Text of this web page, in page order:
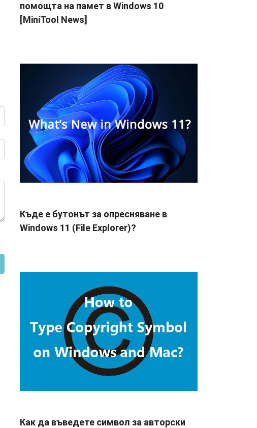
помощта на памет в Windows 10
[MiniTool News]
Къде е бутонът за опресняване в
Windows 11 (File Explorer)?
Как да въведете символ за авторски